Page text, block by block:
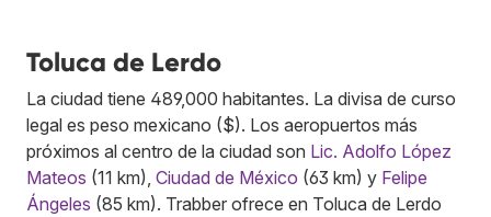
Toluca de Lerdo
La ciudad tiene 489,000 habitantes. La divisa de curso
legal es peso mexicano ($). Los aeropuertos más
próximos al centro de la ciudad son Lic. Adolfo López
Mateos (11 km), Ciudad de México (63 km) y Felipe
Ángeles (85 km). Trabber ofrece en Toluca de Lerdo